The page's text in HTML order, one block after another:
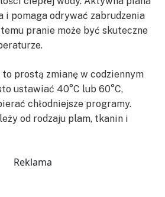
i pomaga odrywać zabrudzenia
pranie może być skuteczne
prostą zmianę w codziennym
ustawiać 40°C lub 60°C,
chłodniejsze programy.
od rodzaju plam, tkanin i
Reklama